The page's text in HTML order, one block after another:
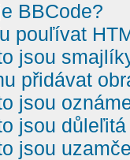
BBCode?
pouľívat
jsou
přidávat
jsou
jsou
jsou